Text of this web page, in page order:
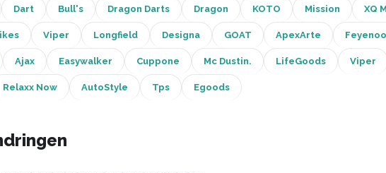
Dart Bull's Dragon Darts Dragon KOTO Mission XQ
Viper Longfield Designa GOAT ApexArte
Ajax Easywalker Cuppone Mc Dustin. LifeGoods Viper
Relaxx Now AutoStyle Tps Egoods